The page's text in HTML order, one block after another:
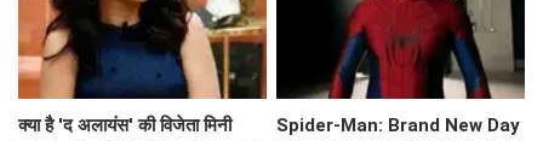
क्या है 'द अलायंस' की विजेता मिनी
Spider-Man: Brand New Day